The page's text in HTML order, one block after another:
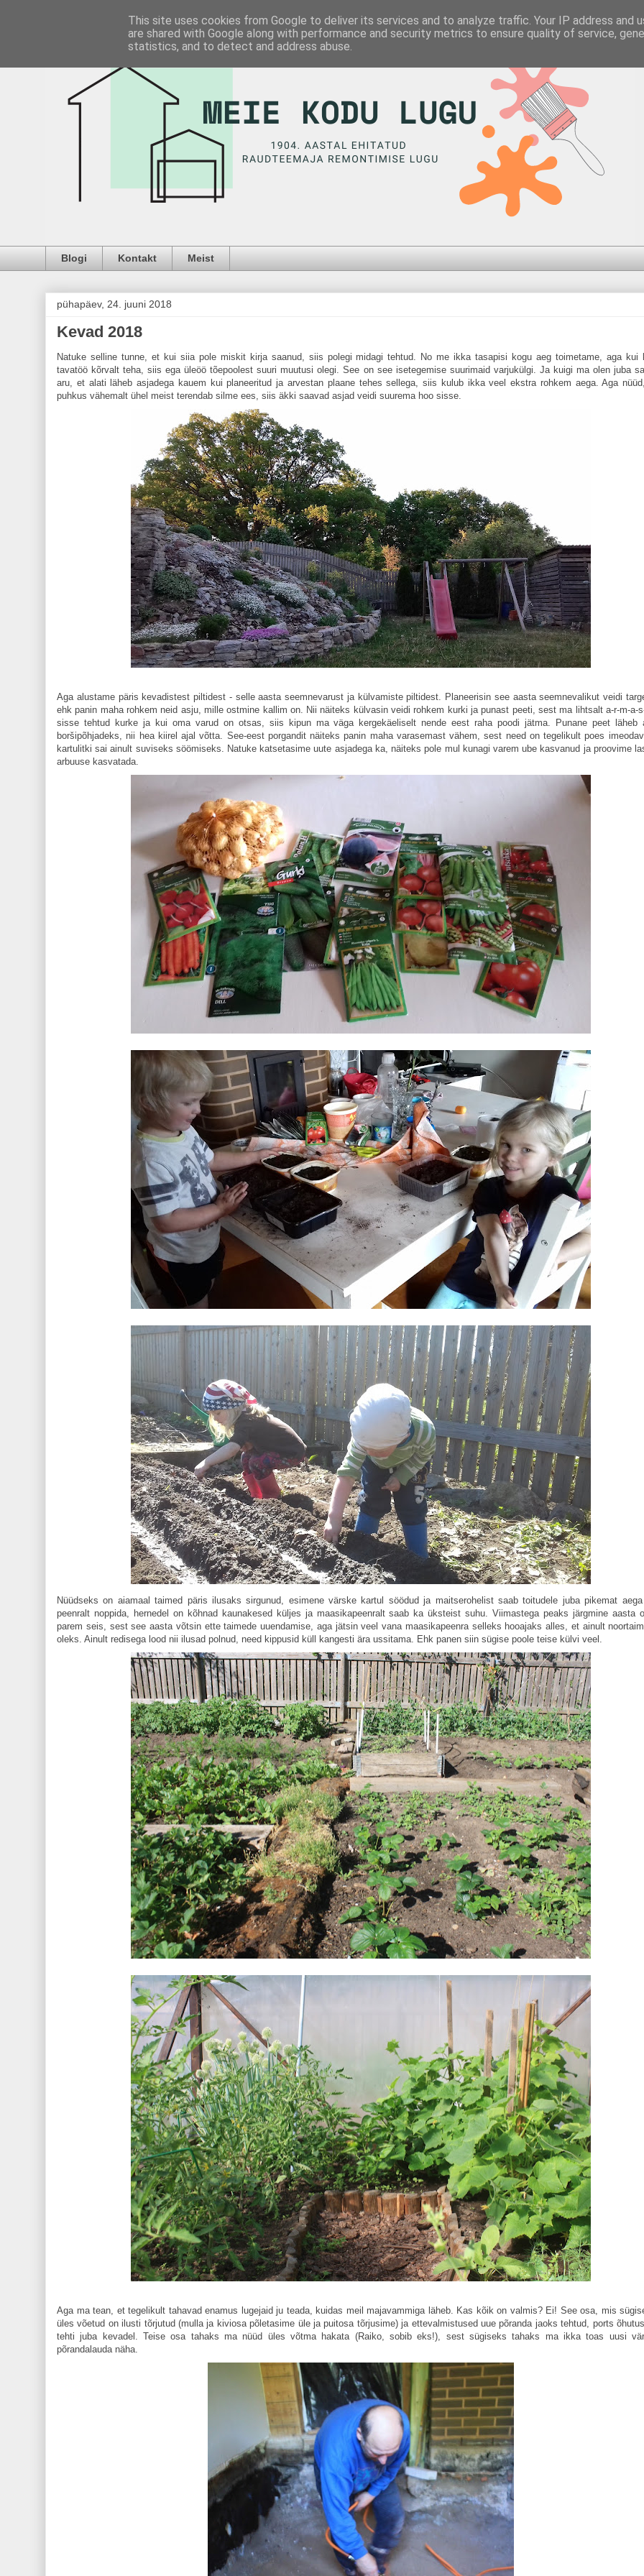
Blogi Kontakt Meist
pühapäev, 24. juuni 2018
Kevad 2018
Natuke selline tunne, et kui siia pole miskit kirja saanud, siis polegi midagi tehtud. No me ikka tasapisi kogu aeg toimetame, aga kui
tavatöö kõrvalt teha, siis ega üleöö tõepoolest suuri muutusi olegi. See on see isetegemise suurimaid varjukülgi. Ja kuigi ma olen juba
aru, et alati läheb asjadega kauem kui planeeritud ja arvestan plaane tehes sellega, siis kulub ikka veel ekstra rohkem aega. Aga
puhkus vähemalt ühel meist terendab silme ees, siis äkki saavad asjad veidi suurema hoo sisse.
Aga alustame päris kevadistest piltidest - selle aasta seemnevarust ja külvamiste piltidest. Planeerisin see aasta seemnevalikut veidi
ehk panin maha rohkem neid asju, mille ostmine kallim on. Nii näiteks külvasin veidi rohkem kurki ja punast peeti, sest ma lihtsalt a-r-m-a-
sisse tehtud kurke ja kui oma varud on otsas, siis kipun ma väga kergekäeliselt nende eest raha poodi jätma. Punane peet läheb
boršipõhjadeks, nii hea kiirel ajal võtta. See-eest porgandit näiteks panin maha varasemast vähem, sest need on tegelikult poes
kartulitki sai ainult suviseks söömiseks. Natuke katsetasime uute asjadega ka, näiteks pole mul kunagi varem ube kasvanud ja proovime
arbuuse kasvatada.
Nüüdseks on aiamaal taimed päris ilusaks sirgunud, esimene värske kartul söödud ja maitserohelist saab toitudele juba pikemat
peenralt noppida, hernedel on kõhnad kaunakesed küljes ja maasikapeenralt saab ka üksteist suhu. Viimastega peaks järgmine aasta
parem seis, sest see aasta võtsin ette taimede uuendamise, aga jätsin veel vana maasikapeenra selleks hooajaks alles, et ainult
oleks. Ainult redisega lood nii ilusad polnud, need kippusid küll kangesti ära ussitama. Ehk panen siin sügise poole teise külvi veel.
Aga ma tean, et tegelikult tahavad enamus lugejaid ju teada, kuidas meil majavammiga läheb. Kas kõik on valmis? Ei! See osa, mis
üles võetud on ilusti tõrjutud (mulla ja kiviosa põletasime üle ja puitosa tõrjusime) ja ettevalmistused uue põranda jaoks tehtud, ports
tehti juba kevadel. Teise osa tahaks ma nüüd üles võtma hakata (Raiko, sobib eks!), sest sügiseks tahaks ma ikka toas uusi
põrandalauda näha.
This site uses cookies from Google to deliver its services and to analyze traffic. Your IP address and
are shared with Google along with performance and security metrics to ensure quality of service,
statistics, and to detect and address abuse.